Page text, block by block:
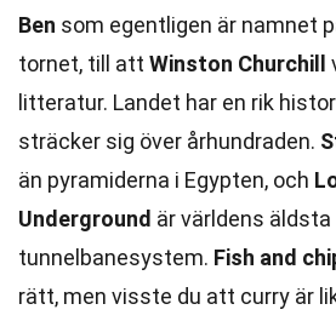
Ben som egentligen är namnet
tornet, till att Winston Churchill
litteratur. Landet har en rik
sträcker sig över århundraden.
än pyramiderna i Egypten, och
Underground är världens äldsta
tunnelbanesystem. Fish and
rätt, men visste du att curry är